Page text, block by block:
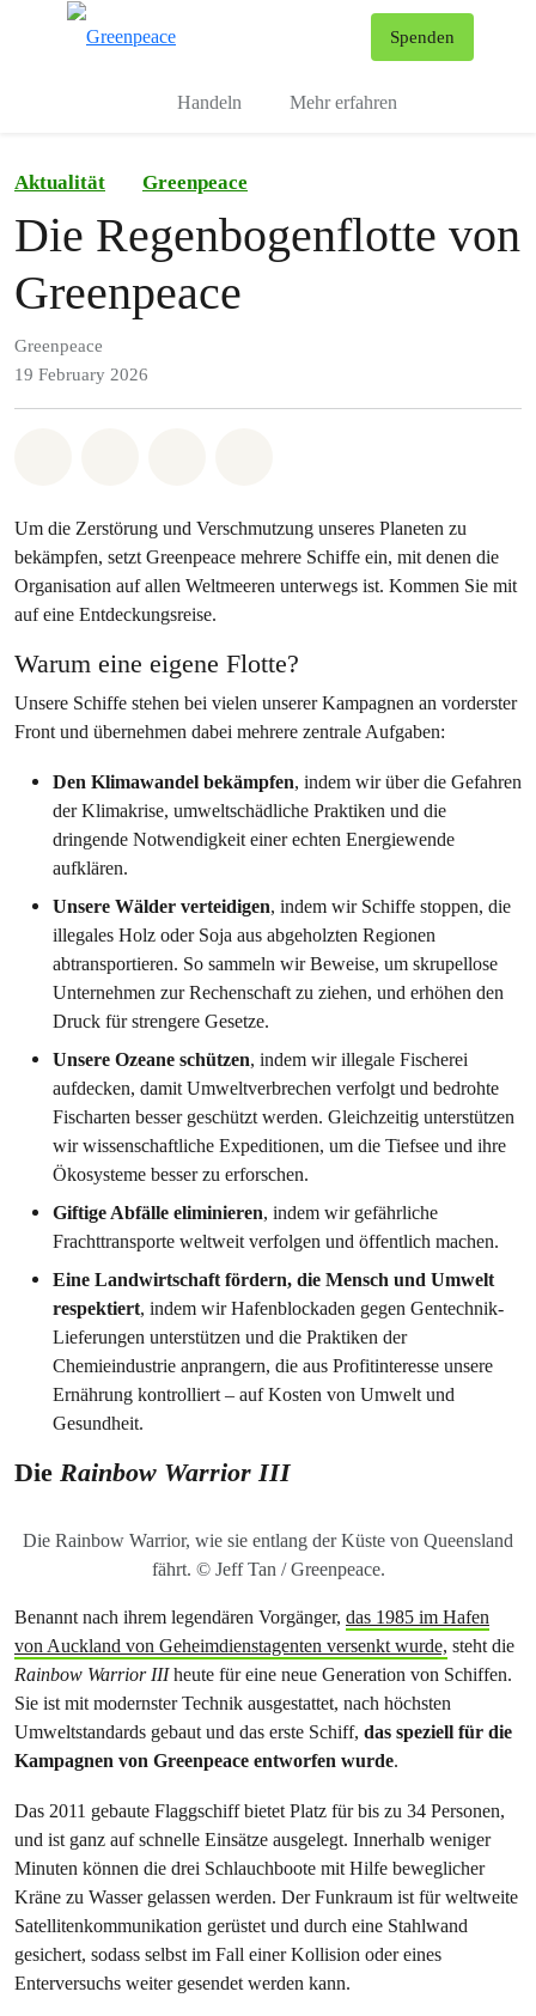
Spenden
Handeln Mehr erfahren
Aktualität Greenpeace
Die Regenbogenflotte von
Greenpeace
Greenpeace
19 February 2026
Um die Zerstörung und Verschmutzung unseres Planeten zu
bekämpfen, setzt Greenpeace mehrere Schiffe ein, mit denen die
Organisation auf allen Weltmeeren unterwegs ist. Kommen Sie mit
auf eine Entdeckungsreise.
Warum eine eigene Flotte?
Unsere Schiffe stehen bei vielen unserer Kampagnen an vorderster
Front und übernehmen dabei mehrere zentrale Aufgaben:
Den Klimawandel bekämpfen, indem wir über die Gefahren
der Klimakrise, umweltschädliche Praktiken und die
dringende Notwendigkeit einer echten Energiewende
aufklären.
Unsere Wälder verteidigen, indem wir Schiffe stoppen, die
illegales Holz oder Soja aus abgeholzten Regionen
abtransportieren. So sammeln wir Beweise, um skrupellose
Unternehmen zur Rechenschaft zu ziehen, und erhöhen den
Druck für strengere Gesetze.
Unsere Ozeane schützen, indem wir illegale Fischerei
aufdecken, damit Umweltverbrechen verfolgt und bedrohte
Fischarten besser geschützt werden. Gleichzeitig unterstützen
wir wissenschaftliche Expeditionen, um die Tiefsee und ihre
Ökosysteme besser zu erforschen.
Giftige Abfälle eliminieren, indem wir gefährliche
Frachttransporte weltweit verfolgen und öffentlich machen.
Eine Landwirtschaft fördern, die Mensch und Umwelt
respektiert, indem wir Hafenblockaden gegen Gentechnik-
Lieferungen unterstützen und die Praktiken der
Chemieindustrie anprangern, die aus Profitinteresse unsere
Ernährung kontrolliert – auf Kosten von Umwelt und
Gesundheit.
Die Rainbow Warrior III
Die Rainbow Warrior, wie sie entlang der Küste von Queensland
fährt. © Jeff Tan / Greenpeace.
Benannt nach ihrem legendären Vorgänger, das 1985 im Hafen
von Auckland von Geheimdienstagenten versenkt wurde, steht die
Rainbow Warrior IIIheute für eine neue Generation von Schiffen.
Sie ist mit modernster Technik ausgestattet, nach höchsten
Umweltstandards gebaut und das erste Schiff, das speziell für die
Kampagnen von Greenpeace entworfen wurde.
Das 2011 gebaute Flaggschiff bietet Platz für bis zu 34 Personen,
und ist ganz auf schnelle Einsätze ausgelegt. Innerhalb weniger
Minuten können die drei Schlauchboote mit Hilfe beweglicher
Kräne zu Wasser gelassen werden. Der Funkraum ist für weltweite
Satellitenkommunikation gerüstet und durch eine Stahlwand
gesichert, sodass selbst im Fall einer Kollision oder eines
Enterversuchs weiter gesendet werden kann.